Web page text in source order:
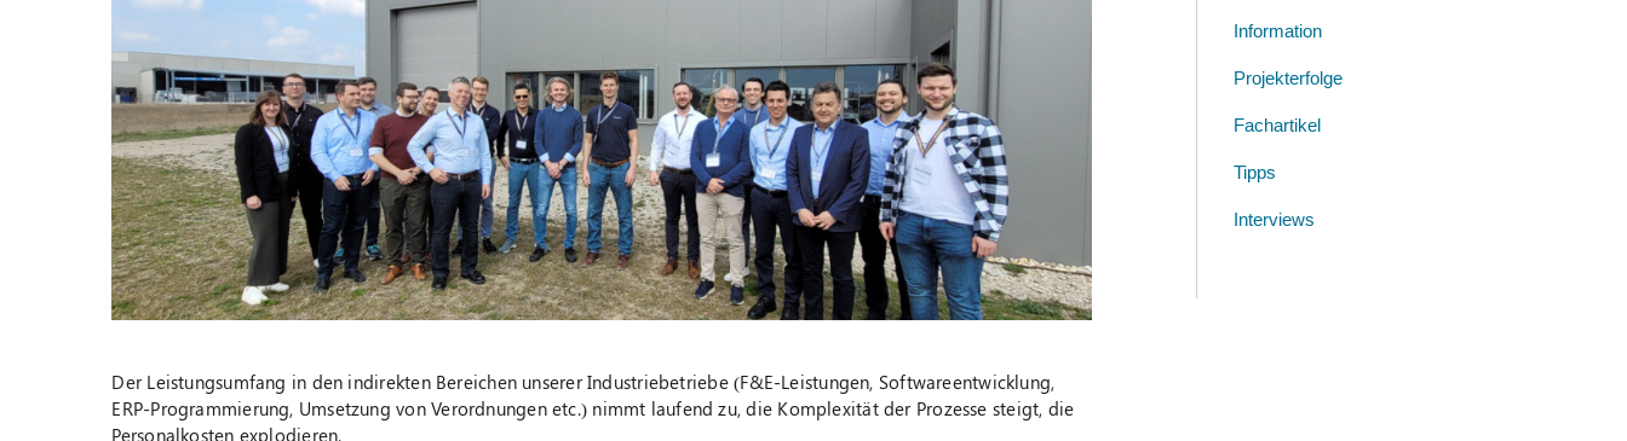
Der Leistungsumfang in den indirekten Bereichen unserer Industriebetriebe (F&E-Leistungen, Softwareentwicklung,
ERP-Programmierung, Umsetzung von Verordnungen etc.) nimmt laufend zu, die Komplexität der Prozesse steigt, die
Personalkosten explodieren.
Information
Projekterfolge
Fachartikel
Tipps
Interviews